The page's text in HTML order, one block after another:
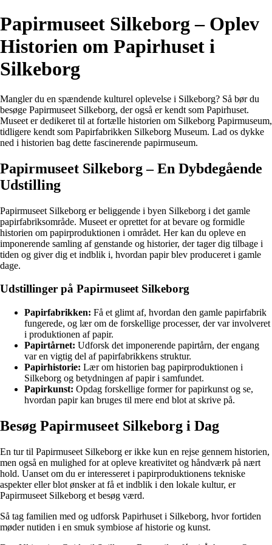
Papirmuseet Silkeborg – Oplev
Historien om Papirhuset i
Silkeborg
Mangler du en spændende kulturel oplevelse i Silkeborg? Så bør du
besøge Papirmuseet Silkeborg, der også er kendt som Papirhuset.
Museet er dedikeret til at fortælle historien om Silkeborg Papirmuseum,
tidligere kendt som Papirfabrikken Silkeborg Museum. Lad os dykke
ned i historien bag dette fascinerende papirmuseum.
Papirmuseet Silkeborg – En Dybdegående
Udstilling
Papirmuseet Silkeborg er beliggende i byen Silkeborg i det gamle
papirfabriksområde. Museet er oprettet for at bevare og formidle
historien om papirproduktionen i området. Her kan du opleve en
imponerende samling af genstande og historier, der tager dig tilbage i
tiden og giver dig et indblik i, hvordan papir blev produceret i gamle
dage.
Udstillinger på Papirmuseet Silkeborg
Papirfabrikken: Få et glimt af, hvordan den gamle papirfabrik
fungerede, og lær om de forskellige processer, der var involveret
i produktionen af papir.
Papirtårnet: Udforsk det imponerende papirtårn, der engang
var en vigtig del af papirfabrikkens struktur.
Papirhistorie: Lær om historien bag papirproduktionen i
Silkeborg og betydningen af papir i samfundet.
Papirkunst: Opdag forskellige former for papirkunst og se,
hvordan papir kan bruges til mere end blot at skrive på.
Besøg Papirmuseet Silkeborg i Dag
En tur til Papirmuseet Silkeborg er ikke kun en rejse gennem historien,
men også en mulighed for at opleve kreativitet og håndværk på nært
hold. Uanset om du er interesseret i papirproduktionens tekniske
aspekter eller blot ønsker at få et indblik i den lokale kultur, er
Papirmuseet Silkeborg et besøg værd.
Så tag familien med og udforsk Papirhuset i Silkeborg, hvor fortiden
møder nutiden i en smuk symbiose af historie og kunst.